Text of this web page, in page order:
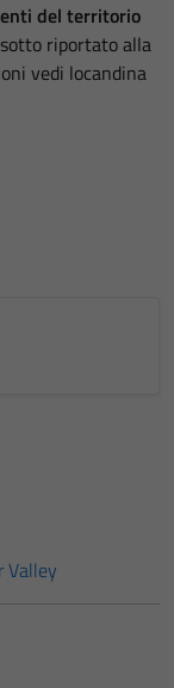
del territorio
riportato alla
vedi locandina
Valley